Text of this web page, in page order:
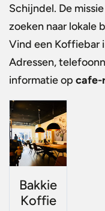
Schijndel. De
zoeken naar lokale
Vind een Koffiebar
Adressen,
informatie op cafe-
Bakkie
Koffie